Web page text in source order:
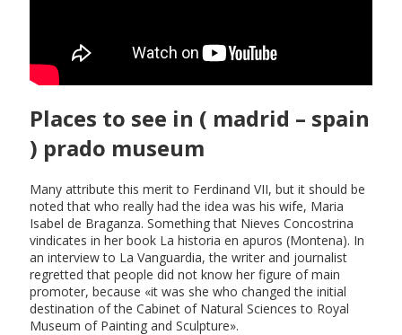
Places to see in ( madrid – spain
) prado museum
Many attribute this merit to Ferdinand VII, but it should be
noted that who really had the idea was his wife, Maria
Isabel de Braganza. Something that Nieves Concostrina
vindicates in her book La historia en apuros (Montena). In
an interview to La Vanguardia, the writer and journalist
regretted that people did not know her figure of main
promoter, because «it was she who changed the initial
destination of the Cabinet of Natural Sciences to Royal
Museum of Painting and Sculpture».